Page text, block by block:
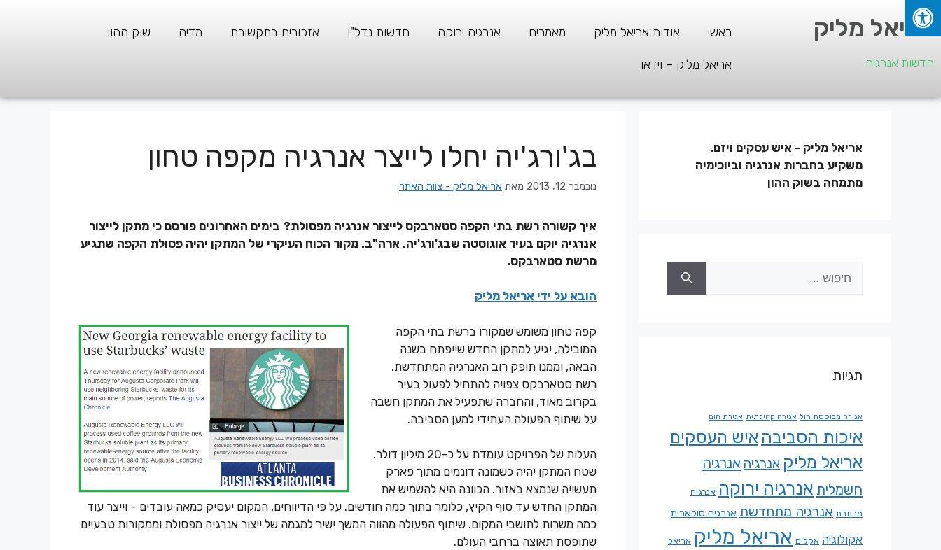
אריאל מליק
חדשות אנרגיה
ראשי אודות אריאל מליק מאמרים אנרגיה ירוקה חדשות נדל"ן אזכורים בתקשורת מדיה שוק ההון
אריאל מליק – וידאו
בג'ורג'יה יחלו לייצר אנרגיה מקפה טחון
נובמבר 12, 2013 מאת אריאל מליק - צוות האתר
איך קשורה רשת בתי הקפה סטארבקס לייצור אנרגיה מפסולת? בימים האחרונים פורסם כי מתקן לייצור
אנרגיה יוקם בעיר אוגוסטה שבג'ורג'יה, ארה"ב. מקור הכוח העיקרי של המתקן יהיה פסולת הקפה שתגיע
מרשת סטארבקס.
הובא על ידי אריאל מליק
קפה טחון משומש שמקורו ברשת בתי הקפה
המובילה, יגיע למתקן החדש שייפתח בשנה
הבאה, וממנו תופק רוב האנרגיה המתחדשת.
רשת סטארבקס צפויה להתחיל לפעול בעיר
בקרוב מאוד, והחברה שתפעיל את המתקן חשבה
על שיתוף הפעולה העתידי למען הסביבה.
העלות של הפרויקט עומדת על כ-20 מיליון דולר.
שטח המתקן יהיה כשמונה דונמים מתוך פארק
תעשייה שנמצא באזור. הכוונה היא להשמיש את
המתקן החדש עד סוף הקיץ, כלומר בתוך כמה חודשים. על פי הדיווחים, המקום יעסיק כמאה עובדים – וייצר עוד
כמה משרות לתושבי המקום. שיתוף הפעולה מהווה המשך ישיר למגמה של ייצור אנרגיה מפסולת וממקורות טבעיים
שתופסת תאוצה ברחבי העולם.
אריאל מליק - איש עסקים ויזם.
משקיע בחברות אנרגיה וביוכימיה
מתמחה בשוק ההון
תגיות
אגירה מבוססת חול אגירה קהילתית אגירת חום
איכות הסביבה איש העסקים
אריאל מליק אנרגיה אנרגיה
חשמלית אנרגיה ירוקה אנרגיה
מבוזרת אנרגיה מתחדשת אנרגיה סולארית
אקולוגיה אקלים אריאל מליק אריאל